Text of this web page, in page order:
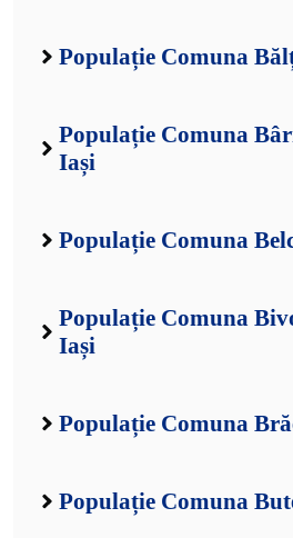
Populație Comuna
Populație Comuna
Iași
Populație Comuna
Populație Comuna
Iași
Populație Comuna
Populație Comuna